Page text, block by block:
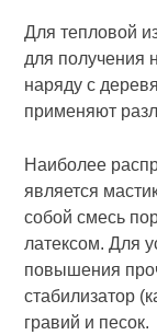
Для тепловой
для получения
наряду с
применяют
Наиболее
является
собой смесь
латексом. Для
повыше­ния
стабилизатор
гравий и песок.